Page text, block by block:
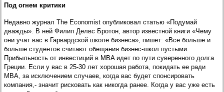
Под огнем критики
Недавно журнал The Economist опубликовал статью «Подумай
дважды». В ней Филип Делвс Бротон, автор известной книги «Чему
они учат вас в Гарвардской школе бизнеса», пишет: «Все больше и
больше студентов считают обещания бизнес-школ пустыми.
Прибыльность от инвестиций в MBA идет по пути суверенного долга
Греции. Если у вас в 25-30 лет хорошая работа, покидать ее ради
МВА, за исключением случаев, когда вас будет спонсировать
компания,- значит рисковать как никогда ранее. Когда у вас уже есть